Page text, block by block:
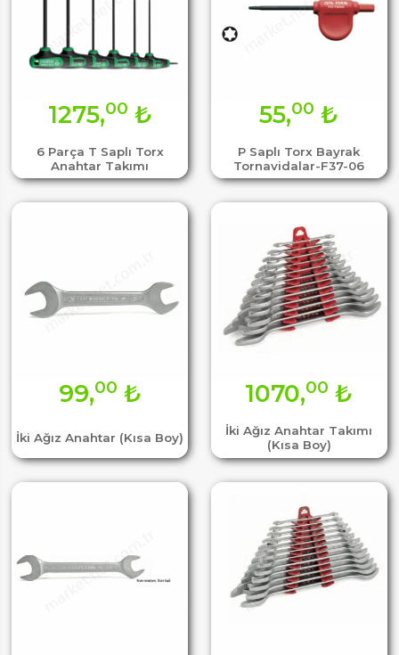
6 Parça T Saplı Torx
Anahtar Takımı
1275,00 ₺
P Saplı Torx Bayrak
Tornavidalar-F37-06
55,00 ₺
İki Ağız Anahtar (Kısa Boy)
99,00 ₺
İki Ağız Anahtar Takımı
(Kısa Boy)
1070,00 ₺